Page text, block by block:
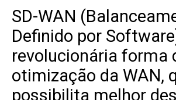
SD-WAN
Definido por
revolucionária forma
otimização da WAN,
possibilita melhor